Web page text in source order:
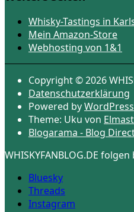
Whisky-Tastings in
Mein Amazon-Store
Webhosting von 1&1
Copyright © 2026
Datenschutzerklärung
Powered byWordPress
Theme: Uku von
Blogarama - Blog
WHISKYFANBLOG.DE folgen
Bluesky
Threads
Instagram